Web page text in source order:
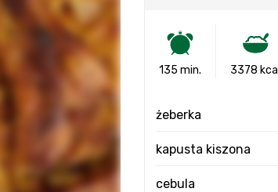
135 min. 3378 kcal
żeberka
kapusta kiszona
cebula